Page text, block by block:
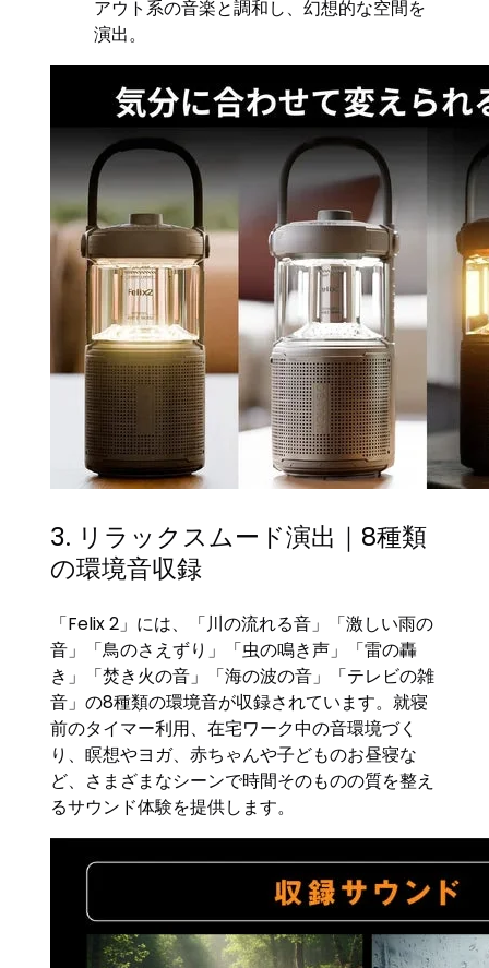
アウト系の音楽と調和し、幻想的な空間を
演出。
3. リラックスムード演出｜8種類
の環境音収録
「Felix 2」には、「川の流れる音」「激しい雨の
音」「鳥のさえずり」「虫の鳴き声」「雷の轟
き」「焚き火の音」「海の波の音」「テレビの雑
音」の8種類の環境音が収録されています。就寝
前のタイマー利用、在宅ワーク中の音環境づく
り、瞑想やヨガ、赤ちゃんや子どものお昼寝な
ど、さまざまなシーンで時間そのものの質を整え
るサウンド体験を提供します。